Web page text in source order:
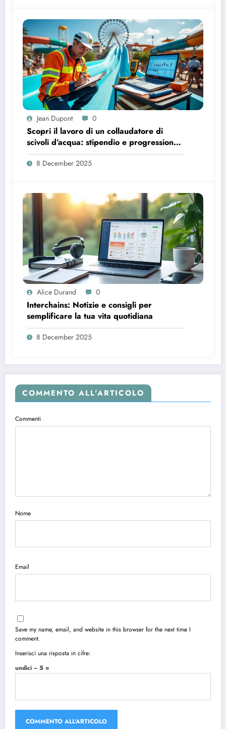
Jean Dupont 0
Scopri il lavoro di un collaudatore di
scivoli d’acqua: stipendio e progressione
di carriera
8 December 2025
Alice Durand 0
Interchains: Notizie e consigli per
semplificare la tua vita quotidiana
8 December 2025
COMMENTO ALL'ARTICOLO
Commenti
Nome
Email
Save my name, email, and website in this browser for the next time I
comment.
Inserisci una risposta in cifre:
undici − 5 =